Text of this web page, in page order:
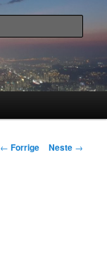
Innleggsnavigasjon
← Forrige Neste →